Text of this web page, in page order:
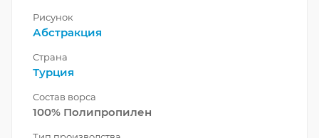
Рисунок
Абстракция
Страна
Турция
Состав ворса
100% Полипропилен